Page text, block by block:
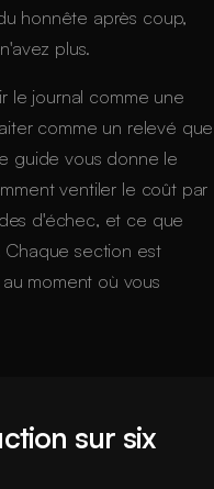
honnête après coup,
plus.
le journal comme une
comme un relevé que
guide vous donne le
ventiler le coût par
d'échec, et ce que
section est
moment où vous
sur six